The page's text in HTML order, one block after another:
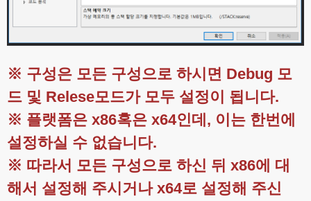
※ 구성은 모든 구성으로 하시면 Debug 모
드 및 Relese모드가 모두 설정이 됩니다.
※ 플랫폼은 x86혹은 x64인데, 이는 한번에
설정하실 수 없습니다.
※ 따라서 모든 구성으로 하신 뒤 x86에 대
해서 설정해 주시거나 x64로 설정해 주신